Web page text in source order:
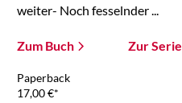
weiter- Noch fesselnder ...
Zum Buch Zur Serie
Paperback
17,00€*